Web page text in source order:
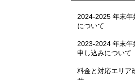
2024-2025 年末年
について
2023-2024 年末年
申し込みについて
料金と対応エリア